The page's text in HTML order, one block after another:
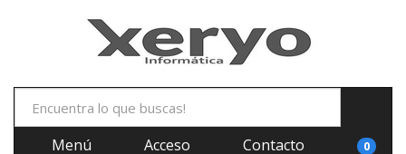
Menú Acceso Contacto 0